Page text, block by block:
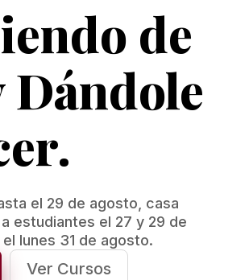
de
Dándole
el 29 de agosto, casa
estudiantes el 27 y 29 de
lunes 31 de agosto.
Ver Cursos